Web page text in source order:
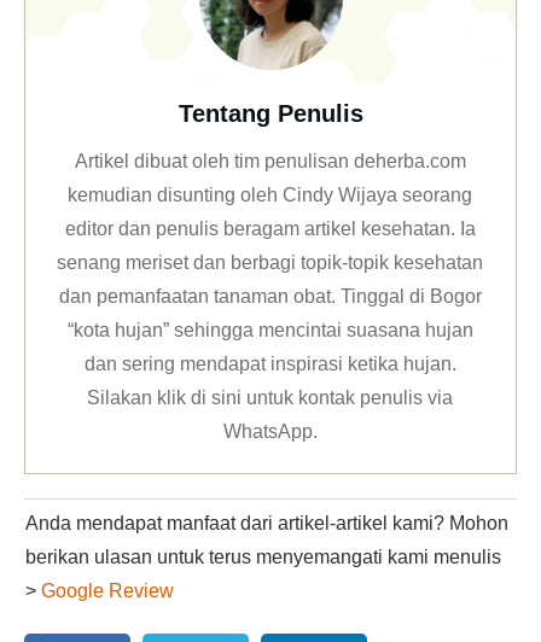
Tentang Penulis
Artikel dibuat oleh tim penulisan deherba.com
kemudian disunting oleh Cindy Wijaya seorang
editor dan penulis beragam artikel kesehatan. Ia
senang meriset dan berbagi topik-topik kesehatan
dan pemanfaatan tanaman obat. Tinggal di Bogor
“kota hujan” sehingga mencintai suasana hujan
dan sering mendapat inspirasi ketika hujan.
Silakan klikdi sini untuk kontak penulis via
WhatsApp.
Anda mendapat manfaat dari artikel-artikel kami? Mohon
berikan ulasan untuk terus menyemangati kami menulis
> Google Review